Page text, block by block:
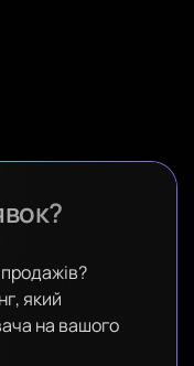
який
на вашого